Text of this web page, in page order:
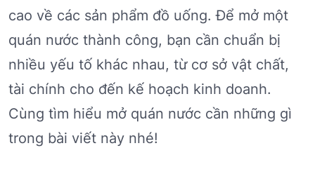
cao về các sản phẩm đồ uống. Để mở một
quán nước thành công, bạn cần chuẩn bị
nhiều yếu tố khác nhau, từ cơ sở vật chất,
tài chính cho đến kế hoạch kinh doanh.
Cùng tìm hiểu mở quán nước cần những gì
trong bài viết này nhé!